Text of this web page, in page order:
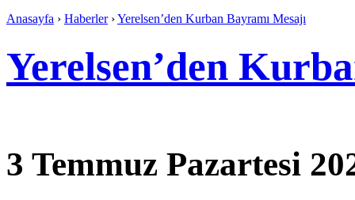
Anasayfa › Haberler›Yerelsen’den Kurban Bayramı Mesajı
Yerelsen’den
3 Temmuz Pazartesi